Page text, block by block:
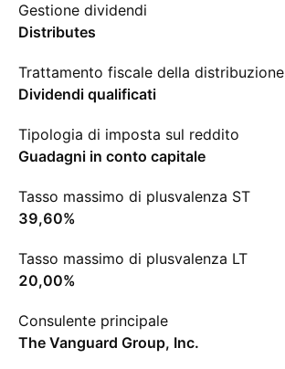
Gestione dividendi
Distributes
Trattamento fiscale della distribuzione
Dividendi qualificati
Tipologia di imposta sul reddito
Guadagni in conto capitale
Tasso massimo di plusvalenza ST
39,60%
Tasso massimo di plusvalenza LT
20,00%
Consulente principale
The Vanguard Group, Inc.